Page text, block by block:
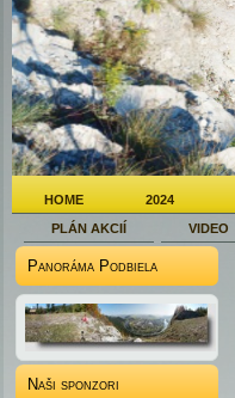
HOME 2024
PLÁN AKCIÍ
VIDEO
Panoráma Podbiela
Naši sponzori